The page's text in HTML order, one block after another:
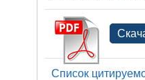
Список